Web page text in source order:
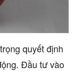
quyết định
Đầu tư vào